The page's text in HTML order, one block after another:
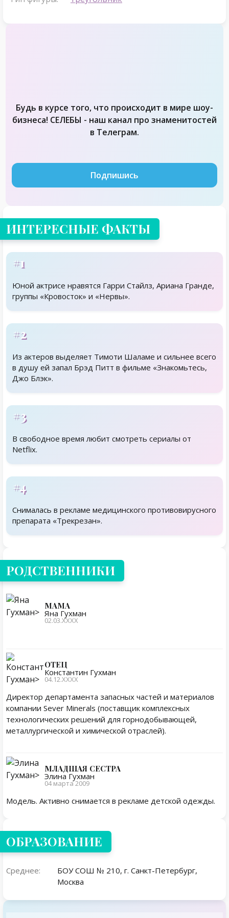
Будь в курсе того, что происходит в мире шоу-
бизнеса! СЕЛЕБЫ - наш канал про знаменитостей
в Телеграм.
Подпишись
ИНТЕРЕСНЫЕ ФАКТЫ
#1
Юной актрисе нравятся Гарри Стайлз, Ариана Гранде,
группы «Кровосток» и «Нервы».
#2
Из актеров выделяет Тимоти Шаламе и сильнее всего
в душу ей запал Брэд Питт в фильме «Знакомьтесь,
Джо Блэк».
#3
В свободное время любит смотреть сериалы от
Netflix.
#4
Снималась в рекламе медицинского противовирусного
препарата «Трекрезан».
Родственники
РОДСТВЕННИКИ
МАМА
Яна Гухман
02.03.ХХХХ
ОТЕЦ
Константин Гухман
04.12.ХХХХ
Директор департамента запасных частей и материалов
компании Sever Minerals (поставщик комплексных
технологических решений для горнодобывающей,
металлургической и химической отраслей).
МЛАДШАЯ СЕСТРА
Элина Гухман
04 марта 2009
Модель. Активно снимается в рекламе детской одежды.
ОБРАЗОВАНИЕ
Среднее:
БОУ СОШ № 210, г. Санкт-Петербург,
Москва